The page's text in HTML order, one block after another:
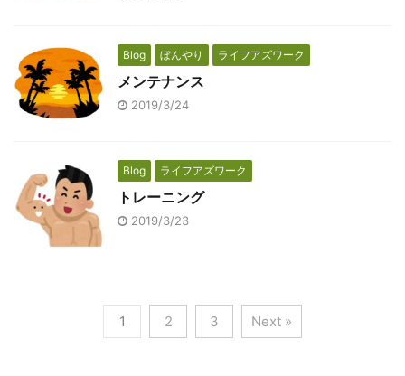
Blog ぼんやり ライフアズワーク
メンテナンス
2019/3/24
Blog ライフアズワーク
トレーニング
2019/3/23
1 2 3 Next »